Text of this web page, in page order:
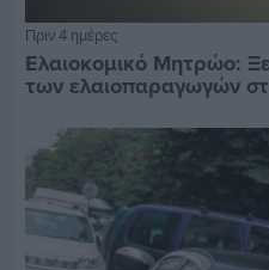
Πριν 4 ημέρες
Ελαιοκομικό Μητρώο:
των ελαιοπαραγωγών